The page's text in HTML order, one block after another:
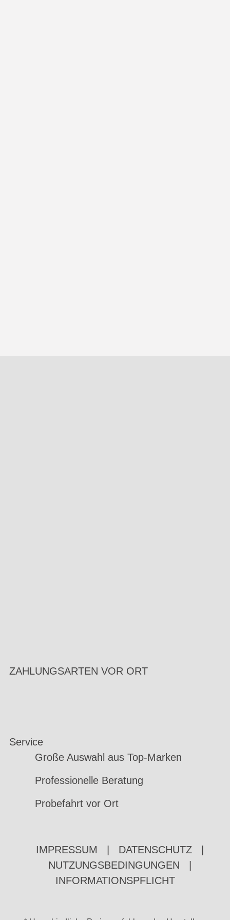
ZAHLUNGSARTEN VOR ORT
Service
Große Auswahl aus Top-Marken
Professionelle Beratung
Probefahrt vor Ort
IMPRESSUM DATENSCHUTZ
NUTZUNGSBEDINGUNGEN
INFORMATIONSPFLICHT